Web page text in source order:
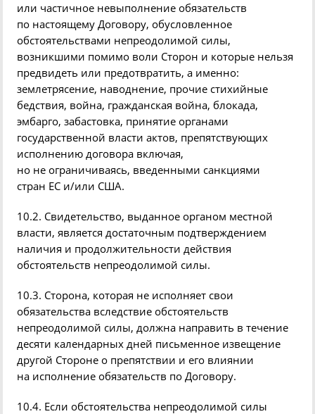
или частичное невыполнение обязательств
по настоящему Договору, обусловленное
обстоятельствами непреодолимой силы,
возникшими помимо воли Сторон и которые нельзя
предвидеть или предотвратить, а именно:
землетрясение, наводнение, прочие стихийные
бедствия, война, гражданская война, блокада,
эмбарго, забастовка, принятие органами
государственной власти актов, препятствующих
исполнению договора включая,
но не ограничиваясь, введенными санкциями
стран ЕС и/или США.
10.2. Свидетельство, выданное органом местной
власти, является достаточным подтверждением
наличия и продолжительности действия
обстоятельств непреодолимой силы.
10.3. Сторона, которая не исполняет свои
обязательства вследствие обстоятельств
непреодолимой силы, должна направить в течение
десяти календарных дней письменное извещение
другой Стороне о препятствии и его влиянии
на исполнение обязательств по Договору.
10.4. Если обстоятельства непреодолимой силы